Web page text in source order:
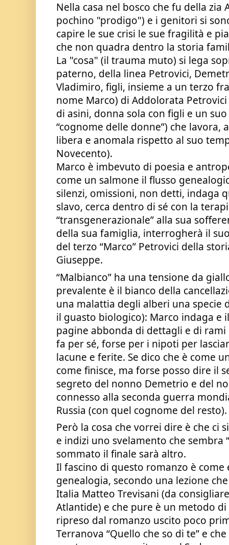
Nella casa nel bosco che fu della zia
pochino "prodigo") e i genitori si
capire le sue crisi le sue fragilità e
che non quadra dentro la storia
La "cosa" (il trauma muto) si lega
paterno, della linea Petrovici,
Vladimiro, figli, insieme a un terzo
nome Marco) di Addolorata
di asini, donna sola con figli e un
“cognome delle donne”) che lavora,
libera e anomala rispetto al suo
Novecento).
Marco è imbevuto di poesia e
come un salmone il flusso
silenzi, omissioni, non detti, indaga
slavo, cerca dentro di sé con la
“transgenerazionale” alla sua
della sua famiglia, interrogherà il
del terzo “Marco” Petrovici della
Giuseppe.
“Malbianco” ha una tensione da
prevalente è il bianco della
una malattia degli alberi una specie
il guasto biologico): Marco indaga e
pagine abbonda di dettagli e di
fa per sé, forse per i nipoti per
lacune e ferite. Se dico che è come
come finisce, ma forse posso dire il
segreto del nonno Demetrio e del
connesso alla seconda guerra
Russia (con quel cognome del resto).
Però la cosa che vorrei dire è che ci
e indizi uno svelamento che sembra
sommato il finale sarà altro.
Il fascino di questo romanzo è come
genealogia, secondo una lezione
Italia Matteo Trevisani (da
Atlantide) e che pure è un metodo
ripreso dal romanzo uscito poco
Terranova “Quello che so di te” e